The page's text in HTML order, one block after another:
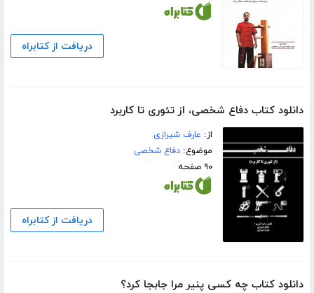
دریافت از کتابراه
دانلود کتاب دفاع شخصی، از تئوری تا کاربرد
از: عارف شیرازی
موضوع:دفاع شخصی
۹۰ صفحه
دریافت از کتابراه
دانلود کتاب چه کسی پنیر مرا جابجا کرد؟